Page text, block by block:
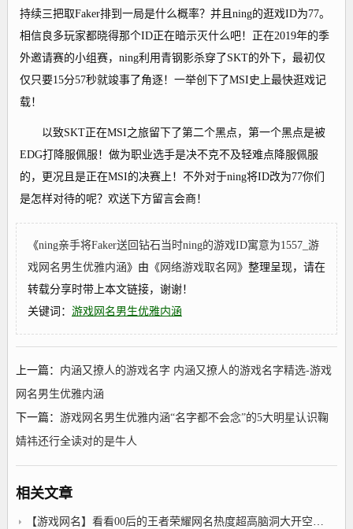
持续三把取Faker排到一局是什么概率？并且ning的逛戏ID为77。
相信良多玩家都晓得那个ID正在暗示灭什么吧！正在2019年的季
外邀请赛的小组赛，ning利用青钢影杀穿了SKT的外下，最初仅
仅只要15分57秒就竣事了角逐！一举创下了MSI史上最快逛戏记
载！
以致SKT正在MSI之旅留下了第二个黑点，第一个黑点是被
EDG打降服佩服！做为职业选手是决不克不及轻难点降服佩服
的，更况且是正在MSI的决赛上！不外对于ning将ID改为77你们
是怎样对待的呢？欢送下方留言会商！
《ning亲手将Faker送回钻石当时ning的游戏ID寓意为1557_游
戏网名男生优雅内涵》由《 网络游戏取名网 》整理呈现，请在
转载分享时带上本文链接，谢谢！
关键词： 游戏网名男生优雅内涵
上一篇： 内涵又撩人的游戏名字 内涵又撩人的游戏名字精选-游戏
网名男生优雅内涵
下一篇： 游戏网名男生优雅内涵“名字都不会念”的5大明星认识鞠
婧祎还行全读对的是牛人
相关文章
【游戏网名】看看00后的王者荣耀网名热度超高脑洞大开空白网名真秀2022年12月28日王者荣耀游戏名字